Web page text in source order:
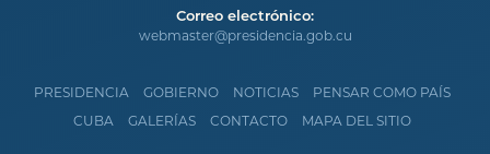
Correo electrónico:
webmaster@presidencia.gob.cu
PRESIDENCIA GOBIERNO NOTICIAS
PENSAR COMO PAÍS
CUBA
GALERÍAS CONTACTO MAPA DEL SITIO